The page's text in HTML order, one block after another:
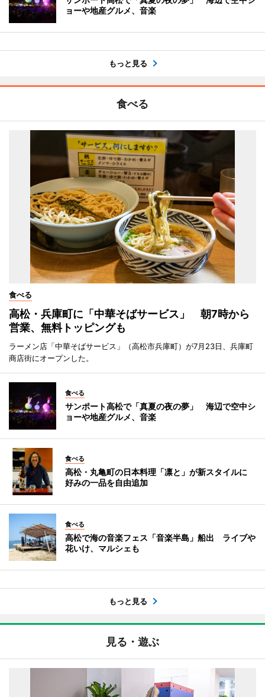
ョーや地産グルメ、音楽
もっと見る
食べる
食べる
高松・兵庫町に「中華そばサービス」 朝7時から
営業、無料トッピングも
ラーメン店「中華そばサービス」（高松市兵庫町）が7月23日、兵庫町
商店街にオープンした。
食べる
サンポート高松で「真夏の夜の夢」 海辺で空中シ
ョーや地産グルメ、音楽
食べる
高松・丸亀町の日本料理「凛と」が新スタイルに
好みの一品を自由追加
食べる
高松で海の音楽フェス「音楽半島」船出 ライブや
花いけ、マルシェも
もっと見る
見る・遊ぶ